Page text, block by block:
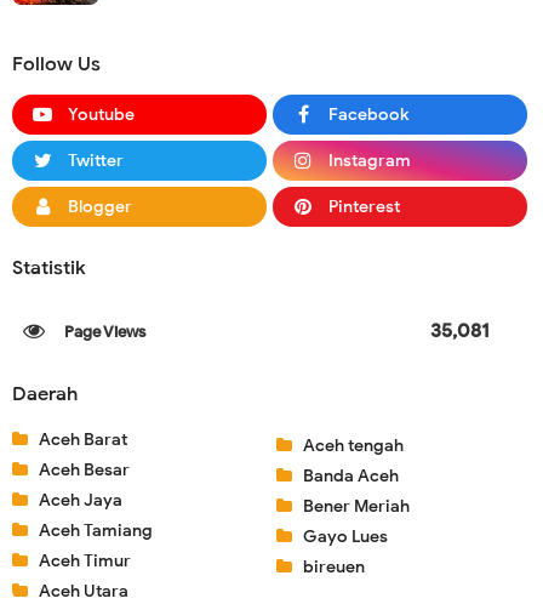
Follow Us
Youtube Facebook
Twitter Instagram
Blogger Pinterest
Statistik
35,081
Daerah
Aceh Barat
Aceh Besar
Aceh Jaya
Aceh Tamiang
Aceh Timur
Aceh Utara
Aceh tengah
Banda Aceh
Bener Meriah
Gayo Lues
bireuen